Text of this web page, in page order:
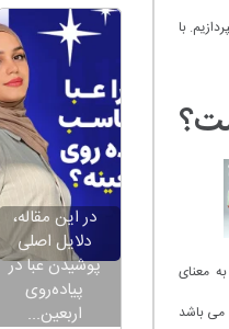
با
معنای
می باشد
در این مقاله،
دلایل اصلی
پوشیدن عبا در
پیاده‌روی
اربعین...